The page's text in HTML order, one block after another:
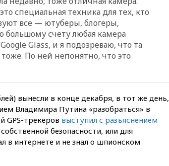
09:18В Ярославской области
отражена самая
массированная атака БПЛА
09:16Трамп сообщил об
огромном запасе боеприпасов
в США
в Паттайе
08:26Летчики с упавшего
самолета в Приангарье
отделались ссадинами и
специальная техника для тех, кто
все — ютуберы, блогеры,
большому счету любая камера
Glass, и я подозреваю, что та
По ней непонятно, что это
вынесли в конце декабря, в тот же день,
Владимира Путина «разобраться» в
GPS-трекеров выступил с разъяснением
безопасности, или для
в интернете и не знал о шпионском